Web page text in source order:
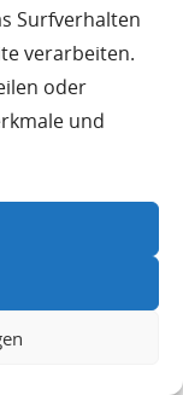
Surfverhalten
verarbeiten.
oder
und
und Beratung